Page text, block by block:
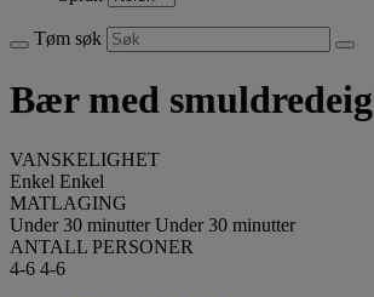
Tøm søk
Bær med smuldredeig
VANSKELIGHET
Enkel Enkel
MATLAGING
Under 30 minutter Under 30 minutter
ANTALL PERSONER
4-6 4-6